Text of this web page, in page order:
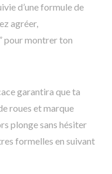
d’une formule de
agréer,
pour montrer ton
garantira que ta
roues et marque
plonge sans hésiter
formelles en suivant